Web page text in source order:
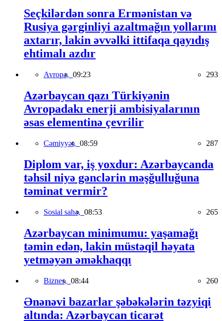
Seçkilərdən sonra Ermənistan və
Rusiya gərginliyi azaltmağın yollarını
axtarır, lakin əvvəlki ittifaqa qayıdış
ehtimalı azdır
Avropa, 09:23 293
Azərbaycan qazı Türkiyənin
Avropadakı enerji ambisiyalarının
əsas elementinə çevrilir
Cəmiyyət, 08:59 287
Diplom var, iş yoxdur: Azərbaycanda
təhsil niyə gənclərin məşğulluğuna
təminat vermir?
Sosial sahə, 08:53 265
Azərbaycan minimumu: yaşamağı
təmin edən, lakin müstəqil həyata
yetməyən əməkhaqqı
Biznes, 08:44 260
Ənənəvi bazarlar şəbəkələrin təzyiqi
altında: Azərbaycan ticarət